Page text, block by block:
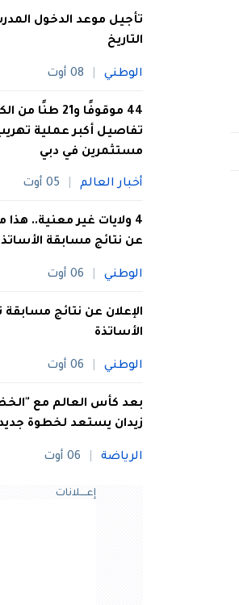
تأجيل موعد الدخول
التاريخ
الوطني 08 أوت
44 موقوفًا و21
تفاصيل أكبر عملية
مستثمرين في دبي
أخبار العالم 05 أوت
4 ولايات غير معنية..
عن نتائج مسابقة
الوطني 06 أوت
الإعلان عن نتائج
الأساتذة
الوطني 06 أوت
بعد كأس العالم مع
زيدان يستعد لخطوة
الرياضة 06 أوت
إعــــلانات